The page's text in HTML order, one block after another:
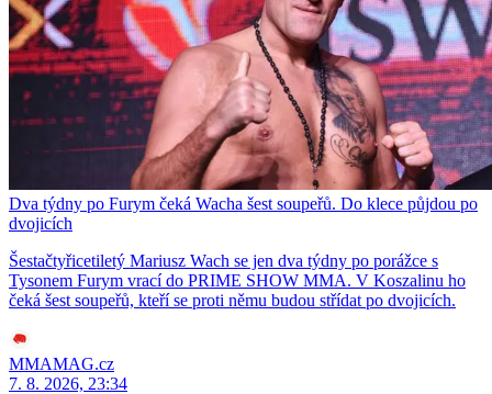
Dva týdny po Furym čeká Wacha šest soupeřů. Do klece půjdou po
dvojicích
Šestačtyřicetiletý Mariusz Wach se jen dva týdny po porážce s
Tysonem Furym vrací do PRIME SHOW MMA. V Koszalinu ho
čeká šest soupeřů, kteří se proti němu budou střídat po dvojicích.
MMAMAG.cz
7. 8. 2026, 23:34